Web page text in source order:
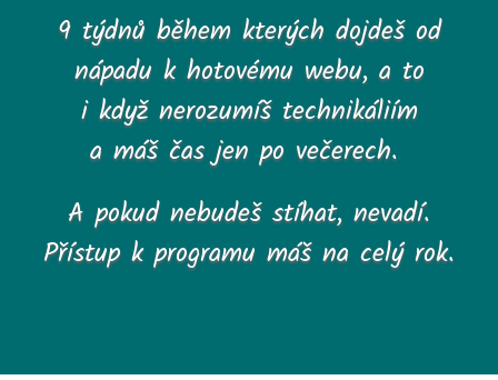
9 týdnů během kterých dojdeš od
nápadu k hotovému webu, a to
i když nerozumíš technikáliím
a máš čas jen po večerech.
A pokud nebudeš stíhat, nevadí.
Přístup k programu máš na celý rok.